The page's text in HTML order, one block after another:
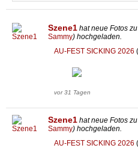
Szene1 hat neue Fotos zu
Sammy) hochgeladen.
AU-FEST SICKING 2026
vor 31 Tagen
Szene1 hat neue Fotos zu
Sammy) hochgeladen.
AU-FEST SICKING 2026